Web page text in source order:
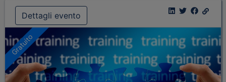
Dettagli evento
Gratuito